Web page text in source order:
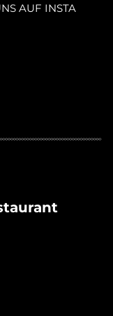
AUF INSTA